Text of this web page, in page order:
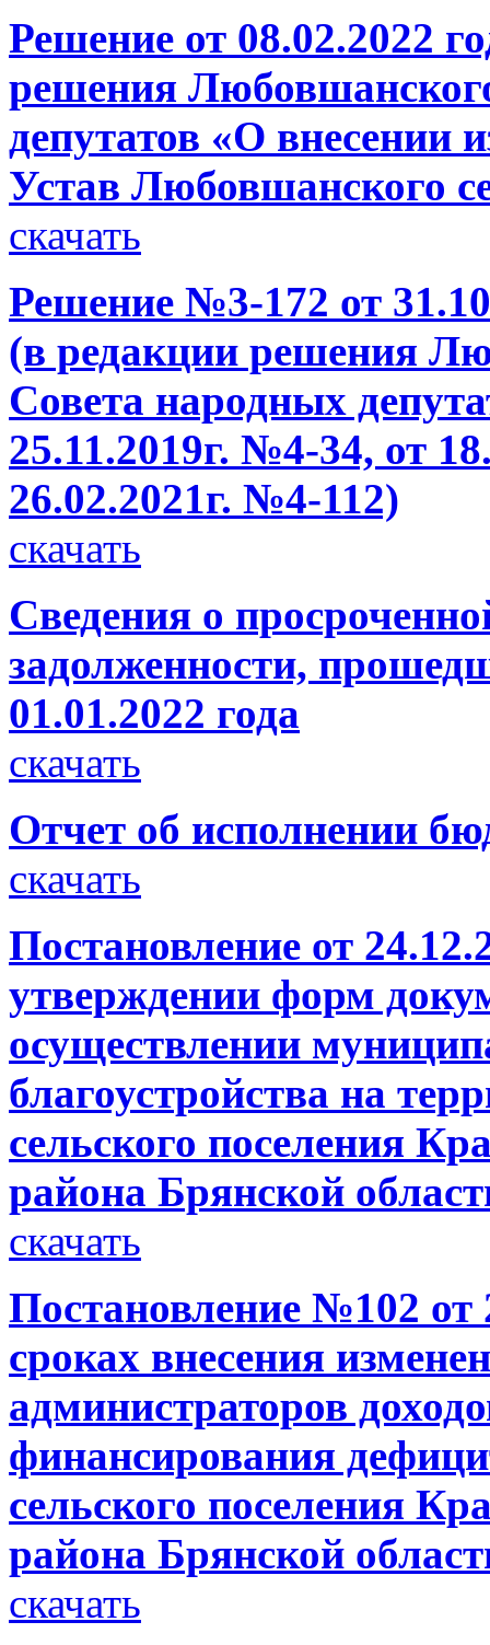
Решение от 08.02.2022
решения
депутатов «О внесении
Устав Любовшанского
скачать
Решение №3-172 от
(в редакции решения
Совета народных
25.11.2019г. №4-34, от
26.02.2021г. №4-112)
скачать
Сведения о
задолженности,
01.01.2022 года
скачать
Отчет об исполнении
скачать
Постановление от
утверждении форм
осуществлении
благоустройства на
сельского поселения
района Брянской
скачать
Постановление №102 от
сроках внесения
администраторов
финансирования
сельского поселения
района Брянской
скачать